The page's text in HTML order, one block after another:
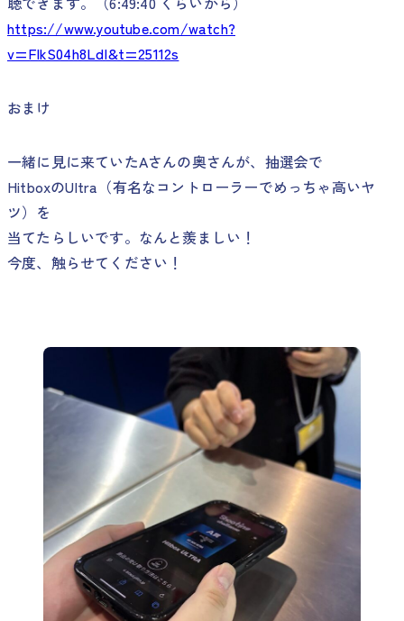
https://www.youtube.com/watch?
v=FlkS04h8LdI&t=25112s
おまけ
一緒に見に来ていたAさんの奥さんが、抽選会で
HitboxのUltra（有名なコントローラーでめっちゃ高いヤ
ツ）を
当てたらしいです。なんと羨ましい！
今度、触らせてください！